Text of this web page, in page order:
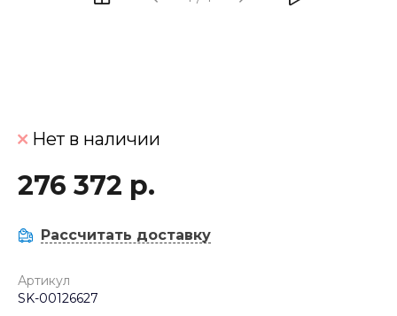
Нет в наличии
276 372 р.
Рассчитать доставку
Артикул
SK-00126627